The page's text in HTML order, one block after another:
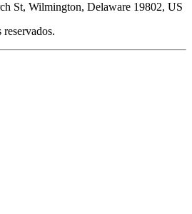
St, Wilmington, Delaware 19802, US